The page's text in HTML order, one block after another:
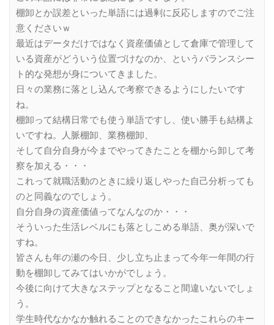
棚卸とか誤差といった単語には過剰に反応しますのでご注
意くださいｗ
最近はデータだけではなく資産価値として倉庫で管理して
いる資産がどういう位置づけなのか、というバランスシー
ト的な発想が身についてきました。
日々の業務に落とし込んで考察できるようにしたいです
ね。
棚卸って結構日常でも使う単語ですし、使い勝手も結構よ
いですね。人脈棚卸、業務棚卸、
そして自分自身が今までやってきたことを棚から卸して考
察を加える・・・
これって就職活動のときに繰り返しやった自己分析っても
のと同義なのでしょう。
自分自身の資産価値ってなんなのか・・・
そういった生活レベルにも落としこめる単語、奥が深いで
すね。
皆さんも年の瀬の今日、少し立ち止まって今年一年間の行
動を棚卸してみてはいかがでしょう。
今後に向けて大きなステップとなること間違いないでしょ
う。
学生時代なかなか触れることのできなかったこれらのキー